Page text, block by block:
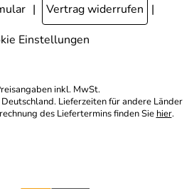
Vertrag widerrufen
Einstellungen
inkl. MwSt.
Lieferzeiten für andere Länder
des Liefertermins finden Sie hier.